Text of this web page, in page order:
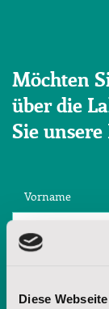
Diese
Möchten
über die
Sie unsere
Vorname